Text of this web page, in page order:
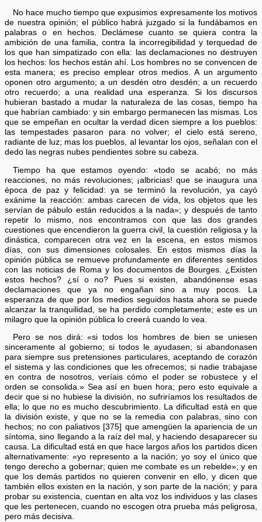
No hace mucho tiempo que expusimos expresamente los motivos
de nuestra opinión; el público habrá juzgado si la fundábamos en
palabras o en hechos. Declámese cuanto se quiera contra la
ambición de una familia, contra la incorregibilidad y terquedad de
los que han simpatizado con ella: las declamaciones no destruyen
los hechos: los hechos están ahí. Los hombres no se convencen de
esta manera; es preciso emplear otros medios. A un argumento
oponen otro argumento; a un desdén otro desdén; a un recuerdo
otro recuerdo; a una realidad una esperanza. Si los discursos
hubieran bastado a mudar la naturaleza de las cosas, tiempo ha
que habrían cambiado: y sin embargo permanecen las mismas. Los
que se empeñan en ocultar la verdad dicen siempre a los pueblos:
las tempestades pasaron para no volver; el cielo está sereno,
radiante de luz; mas los pueblos, al levantar los ojos, señalan con el
dedo las negras nubes pendientes sobre su cabeza.
Tiempo ha que estamos oyendo: «todo se acabó; no más
reacciones, no más revoluciones; ¡albricias! que se inaugura una
época de paz y felicidad: ya se terminó la revolución, ya cayó
exánime la reacción: ambas carecen de vida, los objetos que les
servían de pábulo están reducidos a la nada»; y después de tanto
repetir lo mismo, nos encontramos con que las dos grandes
cuestiones que encendieron la guerra civil, la cuestión religiosa y la
dinástica, comparecen otra vez en la escena, en estos mismos
días, con sus dimensiones colosales. En estos mismos días la
opinión pública se remueve profundamente en diferentes sentidos
con las noticias de Roma y los documentos de Bourges. ¿Existen
estos hechos? ¿sí o no? Pues si existen, abandónense esas
declamaciones que ya no engañan sino a muy pocos. La
esperanza de que por los medios seguidos hasta ahora se puede
alcanzar la tranquilidad, se ha perdido completamente; este es un
milagro que la opinión pública lo creerá cuando lo vea.
Pero se nos dirá: «si todos los hombres de bien se uniesen
sinceramente al gobierno; si todos le ayudasen; si abandonasen
para siempre sus pretensiones particulares, aceptando de corazón
el sistema y las condiciones que les ofrecemos; si nadie trabajase
en contra de nosotros, veríais cómo el poder se robustece y el
orden se consolida.» Sea así en buen hora; pero esto equivale a
decir que si no hubiese la división, no sufriríamos los resultados de
ella; lo que no es mucho descubrimiento. La dificultad está en que
la división existe, y que no se la remedia con palabras, sino con
hechos; no con paliativos [375] que amengüen la apariencia de un
síntoma, sino llegando a la raíz del mal, y haciendo desaparecer su
causa. La dificultad está en que hace largos años los partidos dicen
alternativamente: «yo represento a la nación; yo soy el único que
tengo derecho a gobernar; quien me combate es un rebelde»; y en
que los demás partidos no quieren convenir en ello, y dicen que
también ellos existen en la nación, y son parte de la nación; y para
probar su existencia, cuentan en alta voz los individuos y las clases
que les pertenecen, cuando no escogen otra prueba más peligrosa,
pero más decisiva.